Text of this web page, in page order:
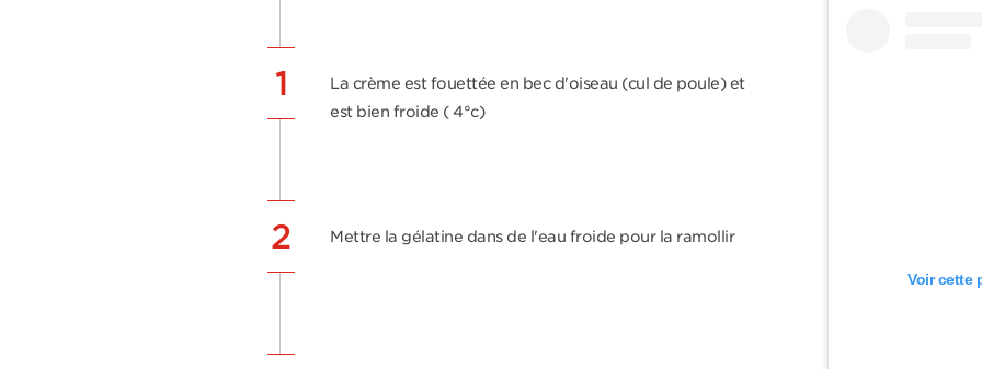
1
La crème est fouettée en bec d'oiseau (cul de poule) et
est bien froide ( 4°c)
2 Mettre la gélatine dans de l'eau froide pour la ramollir
Voir cette